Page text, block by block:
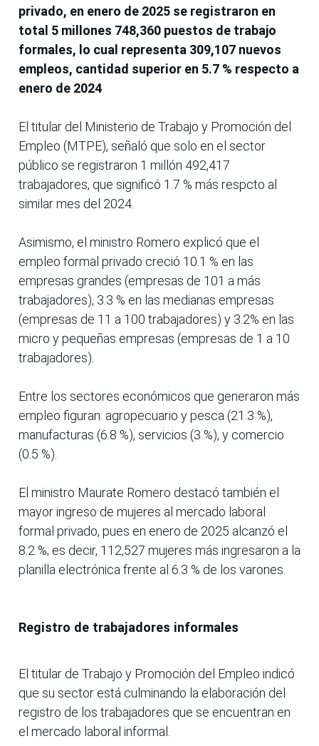
privado, en enero de 2025 se registraron en
total 5 millones 748,360 puestos de trabajo
formales, lo cual representa 309,107 nuevos
empleos, cantidad superior en 5.7 % respecto a
enero de 2024
El titular del Ministerio de Trabajo y Promoción del
Empleo (MTPE), señaló que solo en el sector
público se registraron 1 millón 492,417
trabajadores, que significó 1.7 % más respcto al
similar mes del 2024.
Asimismo, el ministro Romero explicó que el
empleo formal privado creció 10.1 % en las
empresas grandes (empresas de 101 a más
trabajadores), 3.3 % en las medianas empresas
(empresas de 11 a 100 trabajadores) y 3.2% en las
micro y pequeñas empresas (empresas de 1 a 10
trabajadores).
Entre los sectores económicos que generaron más
empleo figuran: agropecuario y pesca (21.3 %),
manufacturas (6.8 %), servicios (3 %), y comercio
(0.5 %).
El ministro Maurate Romero destacó también el
mayor ingreso de mujeres al mercado laboral
formal privado, pues en enero de 2025 alcanzó el
8.2 %; es decir, 112,527 mujeres más ingresaron a la
planilla electrónica frente al 6.3 % de los varones.
Registro de trabajadores informales
El titular de Trabajo y Promoción del Empleo indicó
que su sector está culminando la elaboración del
registro de los trabajadores que se encuentran en
el mercado laboral informal.